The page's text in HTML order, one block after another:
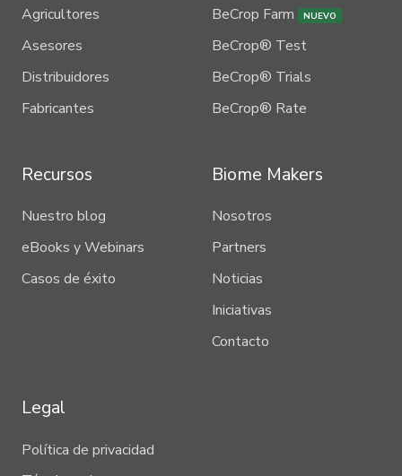
Agricultores
Asesores
Distribuidores
Fabricantes
BeCrop Farm NUEVO
BeCrop® Test
BeCrop® Trials
BeCrop® Rate
Recursos
Nuestro blog
eBooks y Webinars
Casos de éxito
Biome Makers
Nosotros
Partners
Noticias
Iniciativas
Contacto
Legal
Política de privacidad